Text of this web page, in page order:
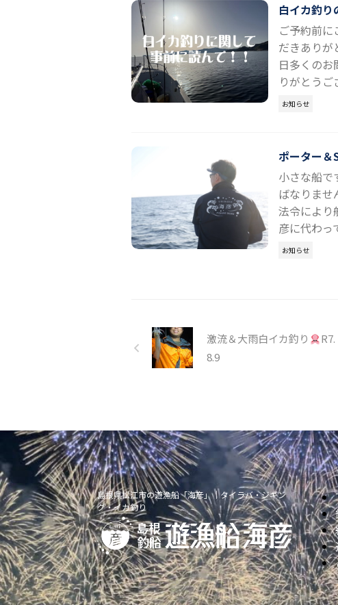
白イカ釣
ご予約前
だきありが
日多くのお
りがとう
お知らせ
ポーター＆
小さな船で
ばなりま
法令により
彦に代わっ
お知らせ
激流＆大雨白イカ釣り
R7.
8.9
島根県松江市の遊漁船「海彦」｜タイラバ・ジギン
グ・イカ釣り